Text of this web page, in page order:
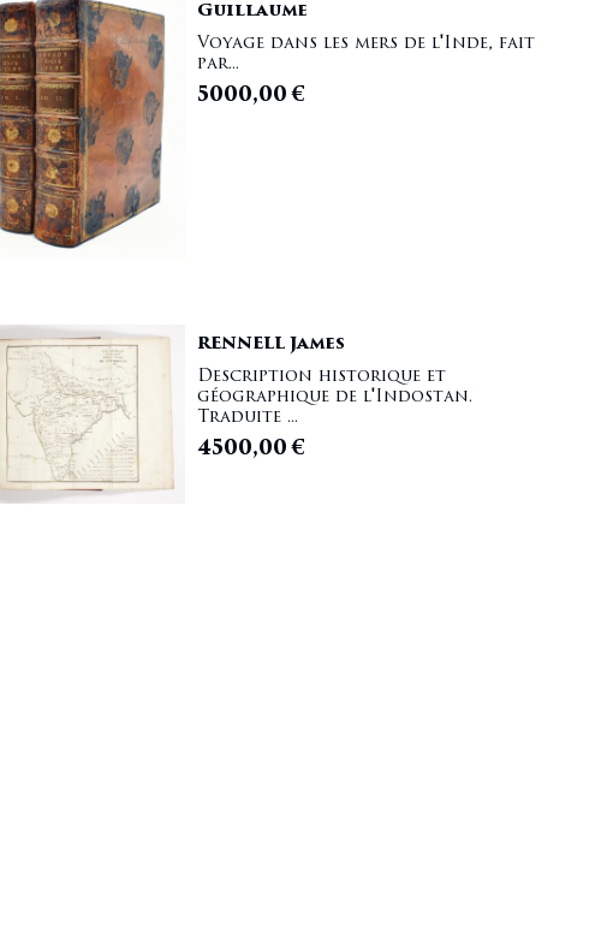
Guillaume
Voyage dans les mers de l'Inde, fait
par...
5000,00€
RENNELL James
Description historique et
géographique de l'Indostan.
Traduite ...
4500,00€